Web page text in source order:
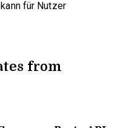
für Nutzer
from